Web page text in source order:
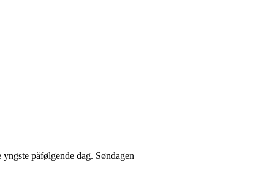
påfølgende dag. Søndagen